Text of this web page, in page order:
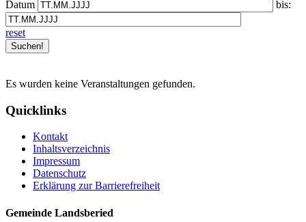
Datum
bis:
reset
Es wurden keine Veranstaltungen gefunden.
Quicklinks
Kontakt
Inhaltsverzeichnis
Impressum
Datenschutz
Erklärung zur Barrierefreiheit
Gemeinde Landsberied